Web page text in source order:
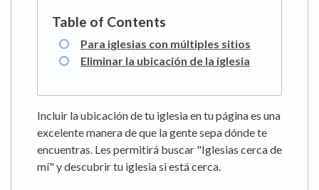
Para iglesias con múltiples sitios
Eliminar la ubicación de la iglesia
Incluir la ubicación de tu iglesia en tu página es una
excelente manera de que la gente sepa dónde te
encuentras. Les permitirá buscar "Iglesias cerca de
mí" y descubrir tu iglesia si está cerca.